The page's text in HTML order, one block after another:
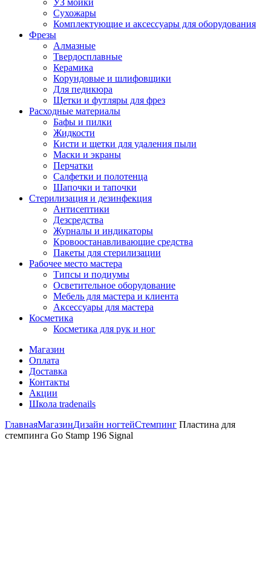
УЗ мойки
Сухожары
Комплектующие и аксессуары для оборудования
Фрезы
Алмазные
Твердосплавные
Керамика
Корундовые и шлифовщики
Для педикюра
Щетки и футляры для фрез
Расходные материалы
Бафы и пилки
Жидкости
Кисти и щетки для удаления пыли
Маски и экраны
Перчатки
Салфетки и полотенца
Шапочки и тапочки
Стерилизация и дезинфекция
Антисептики
Дезсредства
Журналы и индикаторы
Кровоостанавливающие средства
Пакеты для стерилизации
Рабочее место мастера
Типсы и подиумы
Осветительное оборудование
Мебель для мастера и клиента
Аксессуары для мастера
Косметика
Косметика для рук и ног
Магазин
Оплата
Доставка
Контакты
Акции
Школа tradenails
ГлавнаяМагазинДизайн ногтейСтемпинг Пластина для
стемпинга Go Stamp 196 Signal